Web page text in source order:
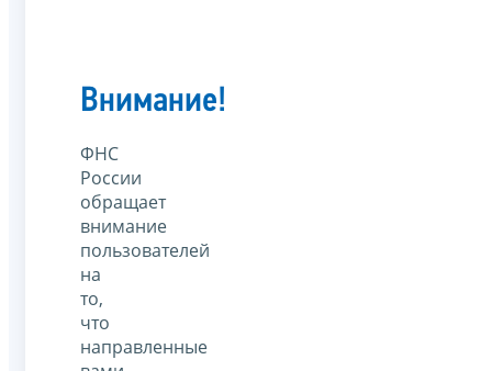
Внимание!
ФНС
России
обращает
внимание
пользователей
на
то,
что
направленные